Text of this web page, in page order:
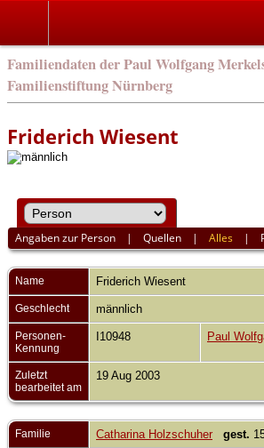
Familiendaten der Paul Wolfgang
Familienstiftung Nürnberg
Friderich Wiesent
Angaben zur Person |Quellen |Alles |
Name Friderich Wiesent
Geschlecht männlich
Personen-
Kennung
I10948 Paul
Zuletzt
bearbeitet am
19 Aug 2003
Familie Catharina Holzschuher gest.